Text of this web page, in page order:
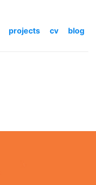
projects cv blog